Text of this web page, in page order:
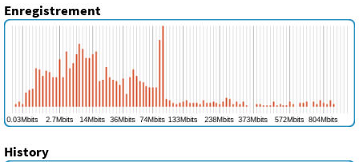
Enregistrement
History